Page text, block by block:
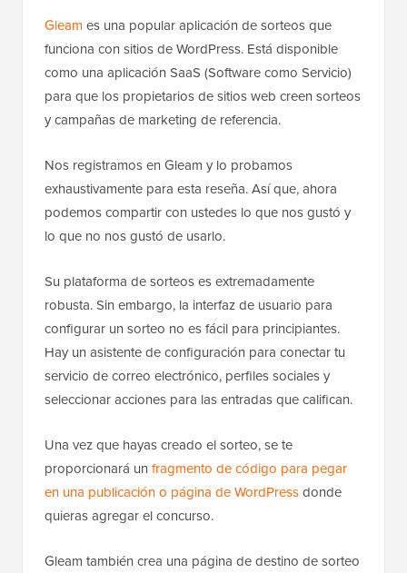
Gleam es una popular aplicación de sorteos que
funciona con sitios de WordPress. Está disponible
como una aplicación SaaS (Software como Servicio)
para que los propietarios de sitios web creen sorteos
y campañas de marketing de referencia.
Nos registramos en Gleam y lo probamos
exhaustivamente para esta reseña. Así que, ahora
podemos compartir con ustedes lo que nos gustó y
lo que no nos gustó de usarlo.
Su plataforma de sorteos es extremadamente
robusta. Sin embargo, la interfaz de usuario para
configurar un sorteo no es fácil para principiantes.
Hay un asistente de configuración para conectar tu
servicio de correo electrónico, perfiles sociales y
seleccionar acciones para las entradas que califican.
Una vez que hayas creado el sorteo, se te
proporcionará un fragmento de código para pegar
en una publicación o página de WordPressdonde
quieras agregar el concurso.
Gleam también crea una página de destino de sorteo